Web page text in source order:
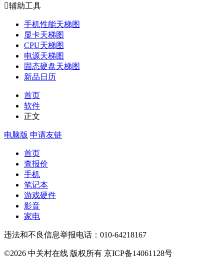
辅助工具
手机性能天梯图
显卡天梯图
CPU天梯图
电源天梯图
固态硬盘天梯图
新品日历
首页
软件
正文
电脑版 申请友链
首页
查报价
手机
笔记本
游戏硬件
影音
家电
违法和不良信息举报电话：010-64218167
©2026 中关村在线 版权所有 京ICP备14061128号